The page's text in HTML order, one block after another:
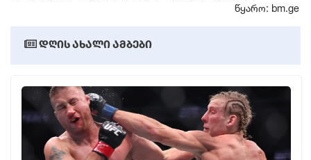
წყარო: bm.ge
დღის ახალი ამბები